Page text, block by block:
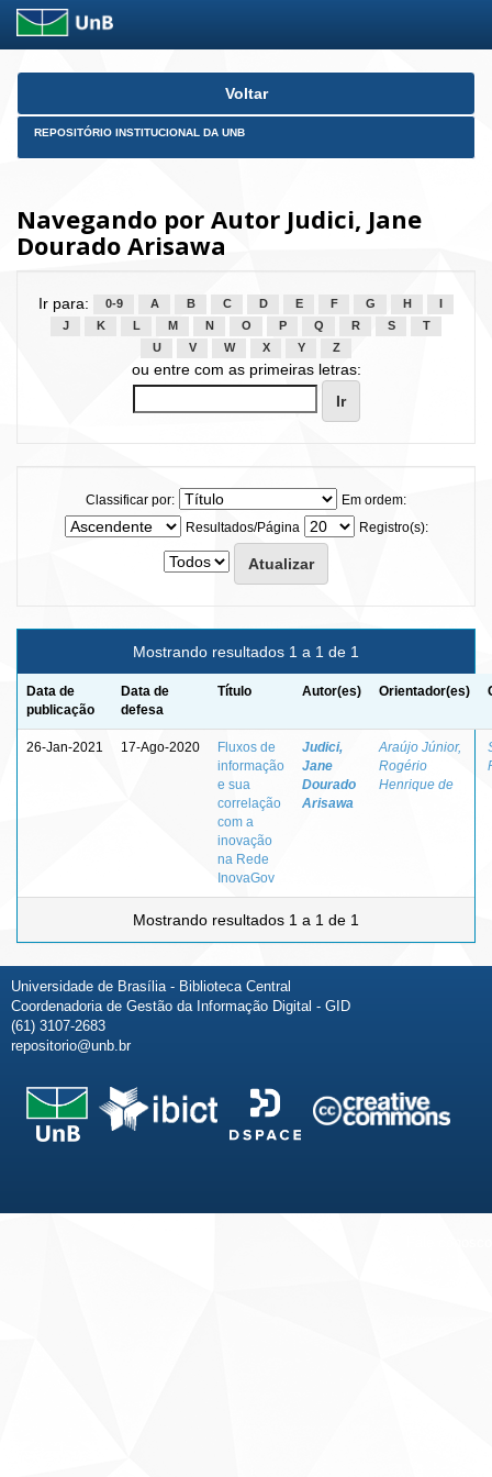
Skip
Voltar
REPOSITÓRIO INSTITUCIONAL DA UNB
Navegando por Autor Judici, Jane
Dourado Arisawa
Ir para: 0-9 A B C D E F G H
J
K L M N O P Q R S
T
U
V W X Y Z
ou entre com as primeiras letras:
Classificar por:
Em ordem:
Resultados/Página
Registro(s):
Mostrando resultados 1 a 1 de 1
Data de
publicação
Data de
defesa
Título Autor(es) Orientador(es)
26-Jan-2021 17-Ago-2020
Fluxos de
informação
e sua
correlação
com a
inovação
na Rede
InovaGov
Judici,
Jane
Dourado
Arisawa
Araújo Júnior,
Rogério
Henrique de
Mostrando resultados 1 a 1 de 1
Universidade de Brasília - Biblioteca Central
Coordenadoria de Gestão da Informação Digital - GID
(61) 3107-2683
repositorio@unb.br